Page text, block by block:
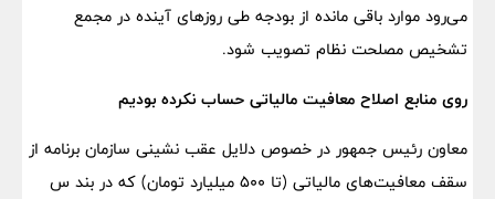
می‌رود موارد باقی مانده از بودجه طی روزهای آینده در مجمع
تشخیص مصلحت نظام تصویب شود.
روی منابع اصلاح معافیت مالیاتی حساب نکرده بودیم
معاون رئیس جمهور در خصوص دلایل عقب نشینی سازمان برنامه از
سقف معافیت‌های مالیاتی (تا ۵۰۰ میلیارد تومان) که در بند س